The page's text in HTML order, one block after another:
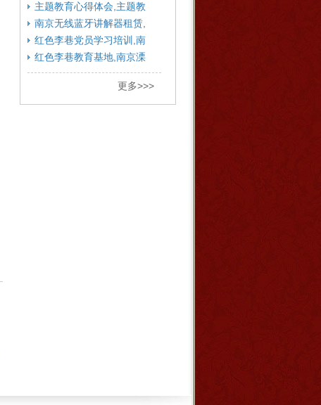
主题教育心得体会,主题教
育...
南京无线蓝牙讲解器租赁,
南...
红色李巷党员学习培训,南
京...
红色李巷教育基地,南京溧
水...
更多>>>